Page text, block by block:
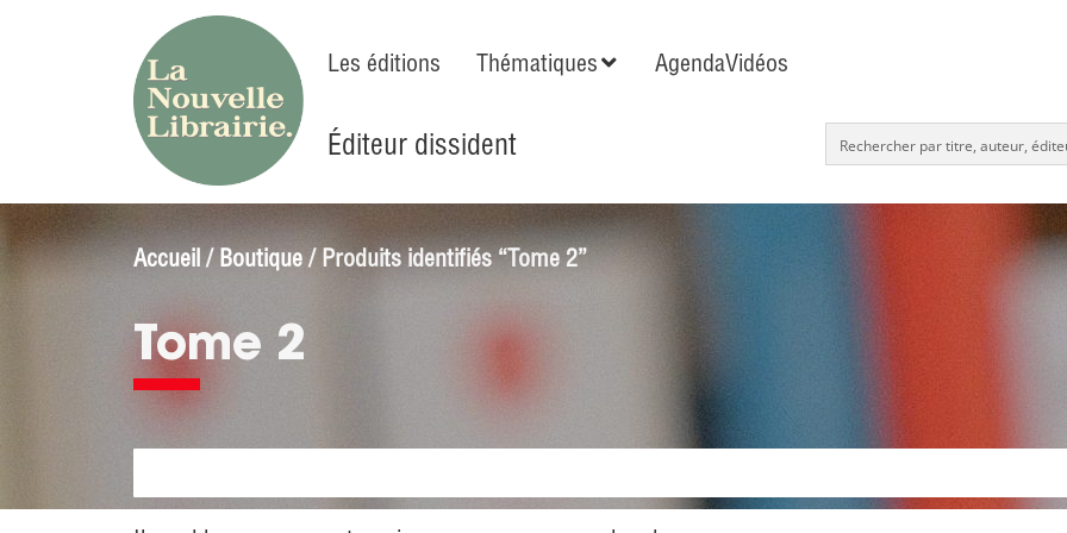
Les éditions Thématiques AgendaVidéos
Éditeur dissident
Accueil / Boutique / Produits identifiés “Tome 2”
Tome 2